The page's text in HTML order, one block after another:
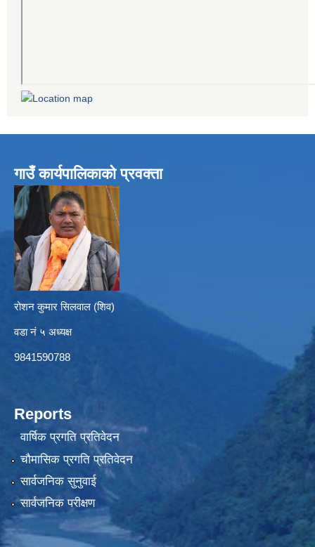
गाउँ कार्यपालिकाको प्रवक्ता
रोशन कुमार सिलवाल (शिव)
वडा नं ५ अध्यक्ष
9841590788
Reports
वार्षिक प्रगति प्रतिवेदन
चौमासिक प्रगति प्रतिवेदन
सार्वजनिक सुनुवाई
सार्वजनिक परीक्षण